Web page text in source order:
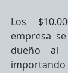
Los
empresa
dueño al